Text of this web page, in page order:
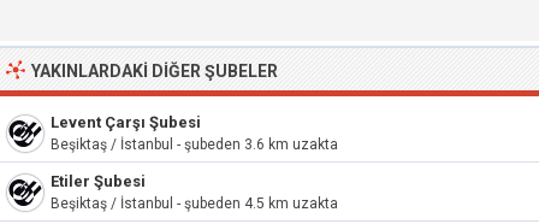
YAKINLARDAKI DIĞER ŞUBELER
Levent Çarşı Şubesi
Beşiktaş / İstanbul - şubeden 3.6 km uzakta
Etiler Şubesi
Beşiktaş / İstanbul - şubeden 4.5 km uzakta